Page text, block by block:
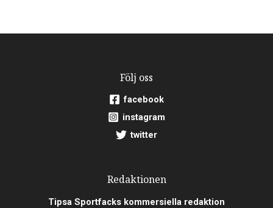
Följ oss
facebook
instagram
twitter
Redaktionen
Tipsa Sportfacks kommersiella redaktion